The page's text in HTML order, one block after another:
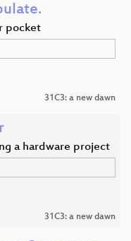
pocket
31C3: a new dawn
a hardware project
31C3: a new dawn